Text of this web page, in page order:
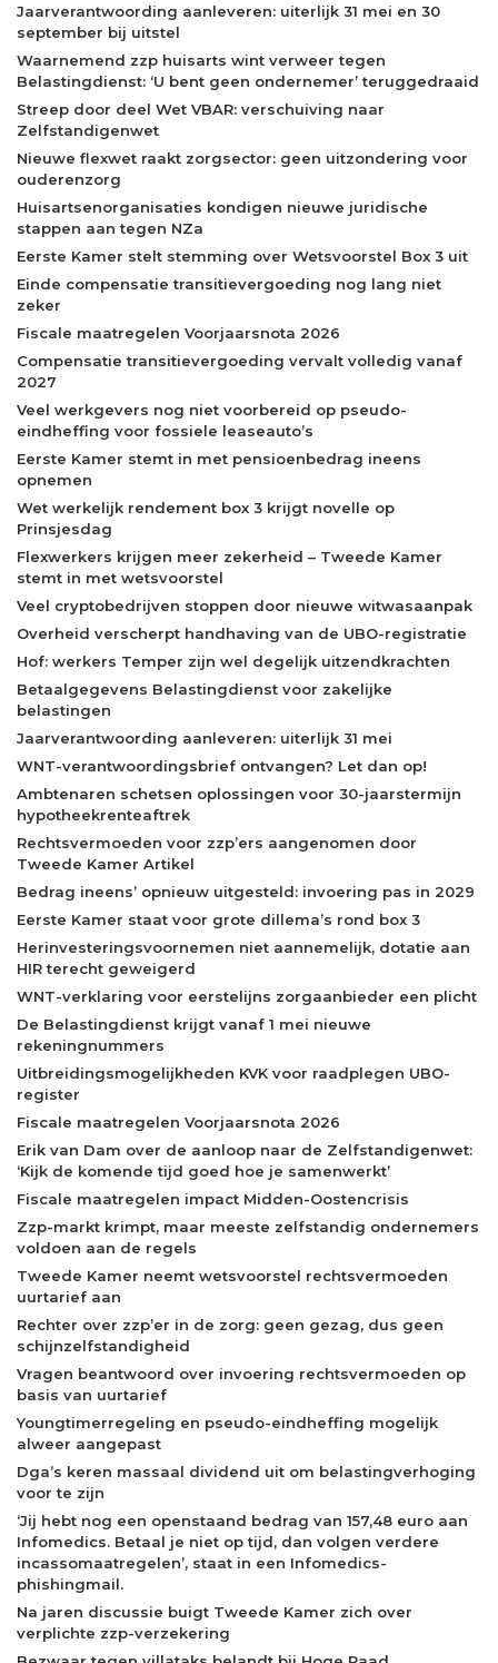
Jaarverantwoording aanleveren: uiterlijk 31 mei en 30
september bij uitstel
Waarnemend zzp huisarts wint verweer tegen
Belastingdienst: ‘U bent geen ondernemer’ teruggedraaid
Streep door deel Wet VBAR: verschuiving naar
Zelfstandigenwet
Nieuwe flexwet raakt zorgsector: geen uitzondering voor
ouderenzorg
Huisartsenorganisaties kondigen nieuwe juridische
stappen aan tegen NZa
Eerste Kamer stelt stemming over Wetsvoorstel Box 3 uit
Einde compensatie transitievergoeding nog lang niet
zeker
Fiscale maatregelen Voorjaarsnota 2026
Compensatie transitievergoeding vervalt volledig vanaf
2027
Veel werkgevers nog niet voorbereid op pseudo-
eindheffing voor fossiele leaseauto’s
Eerste Kamer stemt in met pensioenbedrag ineens
opnemen
Wet werkelijk rendement box 3 krijgt novelle op
Prinsjesdag
Flexwerkers krijgen meer zekerheid – Tweede Kamer
stemt in met wetsvoorstel
Veel cryptobedrijven stoppen door nieuwe witwasaanpak
Overheid verscherpt handhaving van de UBO-registratie
Hof: werkers Temper zijn wel degelijk uitzendkrachten
Betaalgegevens Belastingdienst voor zakelijke
belastingen
Jaarverantwoording aanleveren: uiterlijk 31 mei
WNT-verantwoordingsbrief ontvangen? Let dan op!
Ambtenaren schetsen oplossingen voor 30-jaarstermijn
hypotheekrenteaftrek
Rechtsvermoeden voor zzp’ers aangenomen door
Tweede Kamer Artikel
Bedrag ineens’ opnieuw uitgesteld: invoering pas in 2029
Eerste Kamer staat voor grote dillema’s rond box 3
Herinvesteringsvoornemen niet aannemelijk, dotatie aan
HIR terecht geweigerd
WNT-verklaring voor eerstelijns zorgaanbieder een plicht
De Belastingdienst krijgt vanaf 1 mei nieuwe
rekeningnummers
Uitbreidingsmogelijkheden KVK voor raadplegen UBO-
register
Fiscale maatregelen Voorjaarsnota 2026
Erik van Dam over de aanloop naar de Zelfstandigenwet:
‘Kijk de komende tijd goed hoe je samenwerkt’
Fiscale maatregelen impact Midden-Oostencrisis
Zzp-markt krimpt, maar meeste zelfstandig ondernemers
voldoen aan de regels
Tweede Kamer neemt wetsvoorstel rechtsvermoeden
uurtarief aan
Rechter over zzp’er in de zorg: geen gezag, dus geen
schijnzelfstandigheid
Vragen beantwoord over invoering rechtsvermoeden op
basis van uurtarief
Youngtimerregeling en pseudo-eindheffing mogelijk
alweer aangepast
Dga’s keren massaal dividend uit om belastingverhoging
voor te zijn
‘Jij hebt nog een openstaand bedrag van 157,48 euro aan
Infomedics. Betaal je niet op tijd, dan volgen verdere
incassomaatregelen’, staat in een Infomedics-
phishingmail.
Na jaren discussie buigt Tweede Kamer zich over
verplichte zzp-verzekering